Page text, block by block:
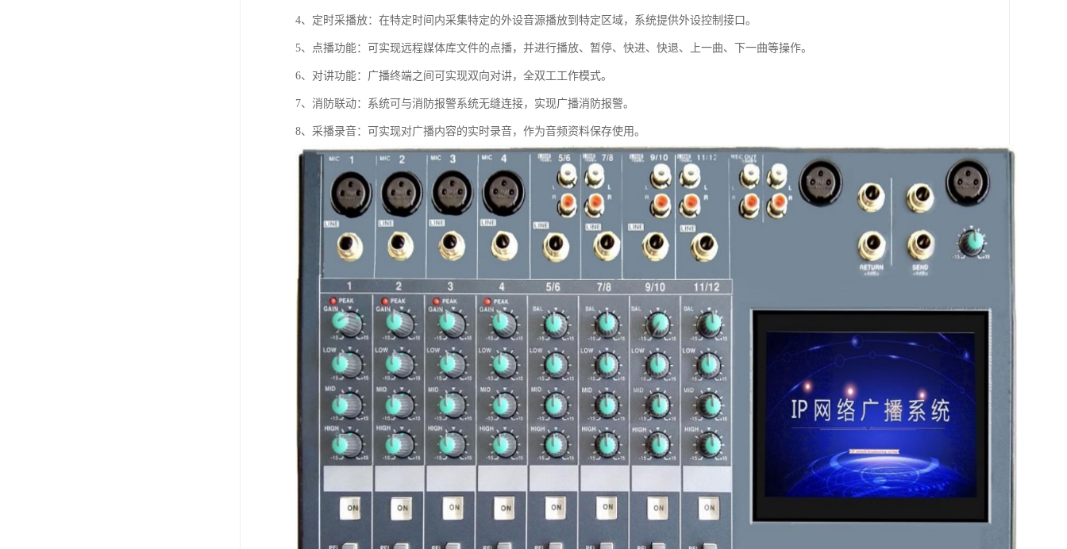
4、定时采播放：在特定时间内采集特定的外设音源播放到特定区域，系统提供外设控制接口。
5、点播功能：可实现远程媒体库文件的点播，并进行播放、暂停、快进、快退、上一曲、下一曲等操作。
6、对讲功能：广播终端之间可实现双向对讲，全双工工作模式。
7、消防联动：系统可与消防报警系统无缝连接，实现广播消防报警。
8、采播录音：可实现对广播内容的实时录音，作为音频资料保存使用。